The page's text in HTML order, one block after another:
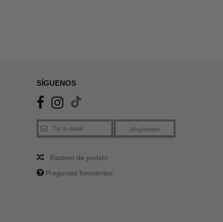
SÍGUENOS
¡Regístrate!
Rastreo de pedido
Preguntas frecuentes